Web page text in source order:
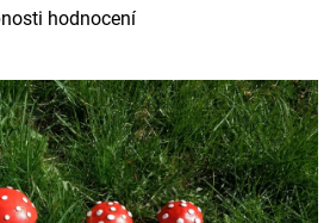
hodnocení